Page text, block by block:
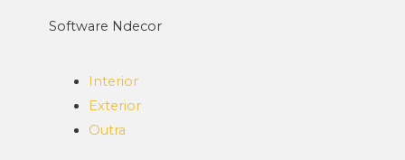
Software Ndecor
Interior
Exterior
Outra